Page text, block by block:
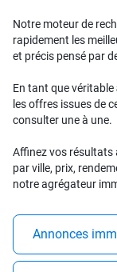
Notre moteur de
rapidement les
et précis pensé par
En tant que véritable
les offres issues de
consulter une à une.
Affinez vos résultats
par ville, prix,
notre agrégateur
Annonces